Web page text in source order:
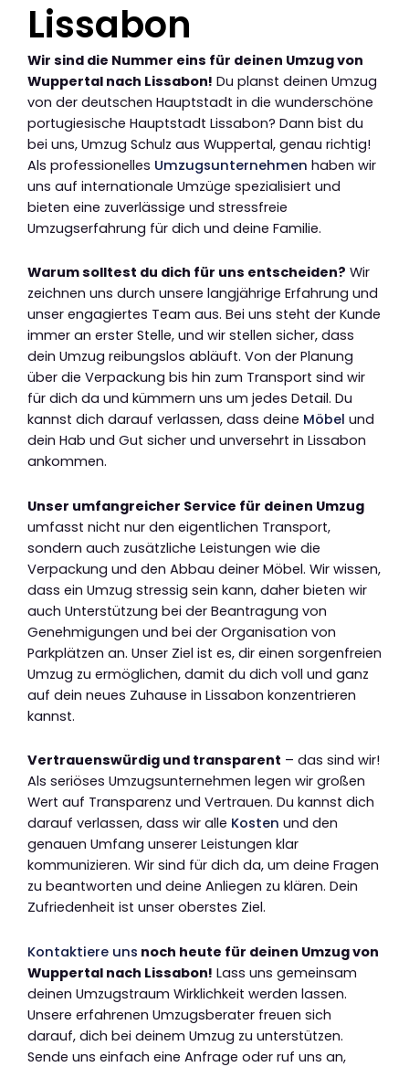
Lissabon
Wir sind die Nummer eins für deinen Umzug von
Wuppertal nach Lissabon! Du planst deinen Umzug
von der deutschen Hauptstadt in die wunderschöne
portugiesische Hauptstadt Lissabon? Dann bist du
bei uns, Umzug Schulz aus Wuppertal, genau richtig!
Als professionelles Umzugsunternehmen haben wir
uns auf internationale Umzüge spezialisiert und
bieten eine zuverlässige und stressfreie
Umzugserfahrung für dich und deine Familie.
Warum solltest du dich für uns entscheiden? Wir
zeichnen uns durch unsere langjährige Erfahrung und
unser engagiertes Team aus. Bei uns steht der Kunde
immer an erster Stelle, und wir stellen sicher, dass
dein Umzug reibungslos abläuft. Von der Planung
über die Verpackung bis hin zum Transport sind wir
für dich da und kümmern uns um jedes Detail. Du
kannst dich darauf verlassen, dass deine Möbel und
dein Hab und Gut sicher und unversehrt in Lissabon
ankommen.
Unser umfangreicher Service für deinen Umzug
umfasst nicht nur den eigentlichen Transport,
sondern auch zusätzliche Leistungen wie die
Verpackung und den Abbau deiner Möbel. Wir wissen,
dass ein Umzug stressig sein kann, daher bieten wir
auch Unterstützung bei der Beantragung von
Genehmigungen und bei der Organisation von
Parkplätzen an. Unser Ziel ist es, dir einen sorgenfreien
Umzug zu ermöglichen, damit du dich voll und ganz
auf dein neues Zuhause in Lissabon konzentrieren
kannst.
Vertrauenswürdig und transparent – das sind wir!
Als seriöses Umzugsunternehmen legen wir großen
Wert auf Transparenz und Vertrauen. Du kannst dich
darauf verlassen, dass wir alle Kosten und den
genauen Umfang unserer Leistungen klar
kommunizieren. Wir sind für dich da, um deine Fragen
zu beantworten und deine Anliegen zu klären. Dein
Zufriedenheit ist unser oberstes Ziel.
Kontaktiere uns noch heute für deinen Umzug von
Wuppertal nach Lissabon! Lass uns gemeinsam
deinen Umzugstraum Wirklichkeit werden lassen.
Unsere erfahrenen Umzugsberater freuen sich
darauf, dich bei deinem Umzug zu unterstützen.
Sende uns einfach eine Anfrage oder ruf uns an,